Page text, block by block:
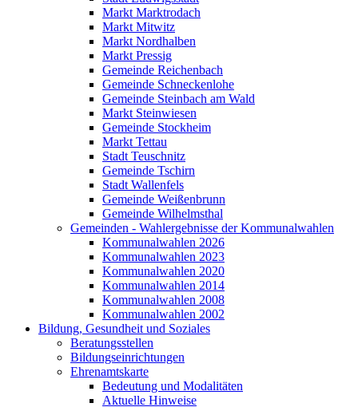
Markt Marktrodach
Markt Mitwitz
Markt Nordhalben
Markt Pressig
Gemeinde Reichenbach
Gemeinde Schneckenlohe
Gemeinde Steinbach am Wald
Markt Steinwiesen
Gemeinde Stockheim
Markt Tettau
Stadt Teuschnitz
Gemeinde Tschirn
Stadt Wallenfels
Gemeinde Weißenbrunn
Gemeinde Wilhelmsthal
Gemeinden - Wahlergebnisse der Kommunalwahlen
Kommunalwahlen 2026
Kommunalwahlen 2023
Kommunalwahlen 2020
Kommunalwahlen 2014
Kommunalwahlen 2008
Kommunalwahlen 2002
Bildung, Gesundheit und Soziales
Beratungsstellen
Bildungseinrichtungen
Ehrenamtskarte
Bedeutung und Modalitäten
Aktuelle Hinweise